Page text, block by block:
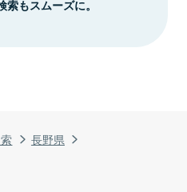
長野県
もスムーズに。